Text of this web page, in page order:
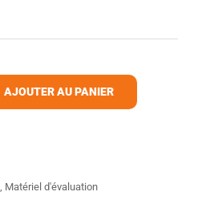
AJOUTER AU PANIER
Matériel d'évaluation